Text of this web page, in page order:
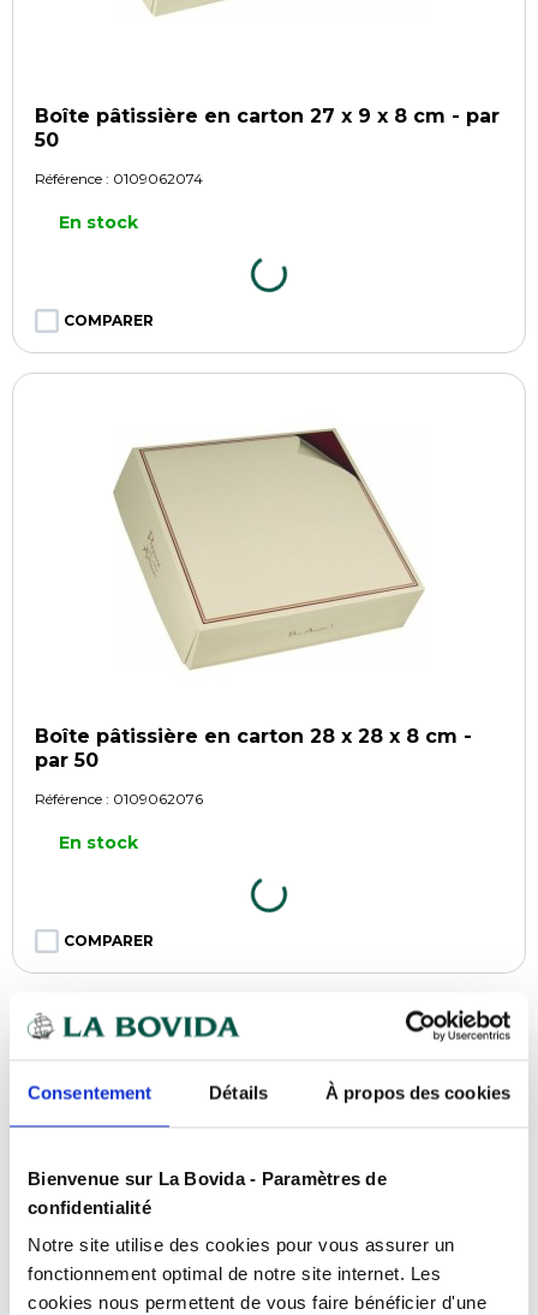
Consentement Détails À propos des cookies
Bienvenue sur La Bovida - Paramètres de
confidentialité
Notre site utilise des cookies pour vous assurer un
fonctionnement optimal de notre site internet. Les
cookies nous permettent de vous faire bénéficier d'une
Boîte pâtissière en carton 27 x 9 x 8 cm - par
50
Référence : 0109062074
En stock
COMPARER
Boîte pâtissière en carton 28 x 28 x 8 cm -
par 50
Référence : 0109062076
En stock
COMPARER